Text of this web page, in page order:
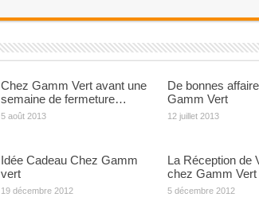
Chez Gamm Vert avant une
semaine de fermeture…
5 août 2013
De bonnes
Gamm Vert
12 juillet 2013
Idée Cadeau Chez Gamm
vert
19 décembre 2012
La Réception de
chez Gamm Vert
5 décembre 2012